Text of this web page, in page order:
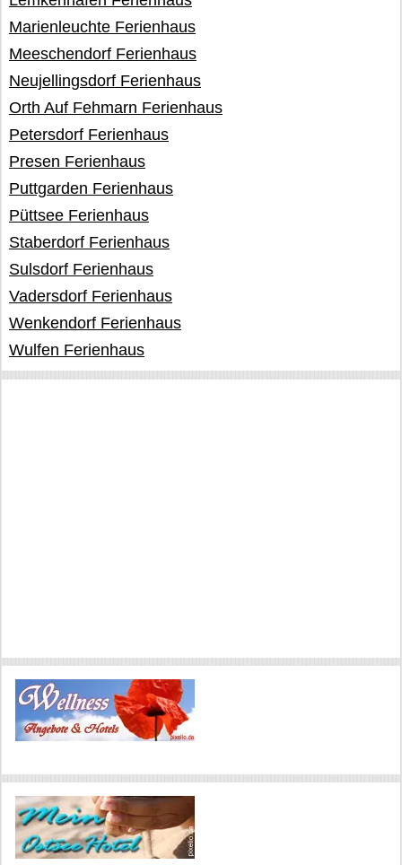
Marienleuchte Ferienhaus
Meeschendorf Ferienhaus
Neujellingsdorf Ferienhaus
Orth Auf Fehmarn Ferienhaus
Petersdorf Ferienhaus
Presen Ferienhaus
Puttgarden Ferienhaus
Püttsee Ferienhaus
Staberdorf Ferienhaus
Sulsdorf Ferienhaus
Vadersdorf Ferienhaus
Wenkendorf Ferienhaus
Wulfen Ferienhaus